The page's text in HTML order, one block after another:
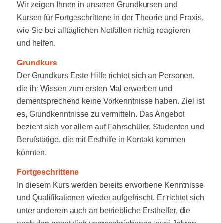
Wir zeigen Ihnen in unseren Grundkursen und
Kursen für Fortgeschrittene in der Theorie und Praxis,
wie Sie bei alltäglichen Notfällen richtig reagieren
und helfen.
Grundkurs
Der Grundkurs Erste Hilfe richtet sich an Personen,
die ihr Wissen zum ersten Mal erwerben und
dementsprechend keine Vorkenntnisse haben. Ziel ist
es, Grundkenntnisse zu vermitteln. Das Angebot
bezieht sich vor allem auf Fahrschüler, Studenten und
Berufstätige, die mit Ersthilfe in Kontakt kommen
könnten.
Fortgeschrittene
In diesem Kurs werden bereits erworbene Kenntnisse
und Qualifikationen wieder aufgefrischt. Er richtet sich
unter anderem auch an betriebliche Ersthelfer, die